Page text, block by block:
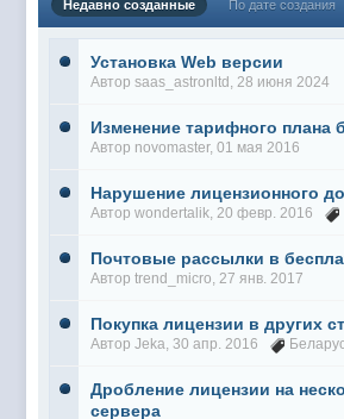
Недавно созданные По дате создания
Установка Web версии
Автор saas_astronltd , 28 июня 2024
Изменение тарифного плана
Автор novomaster, 01 мая 2016
Нарушение лицензионного
Автор wondertalik, 20 февр. 2016
Почтовые рассылки в
Автор trend_micro, 27 янв. 2017
Покупка лицензии в других
Автор Jeka, 30 апр. 2016
Дробление лицензии на
сервера